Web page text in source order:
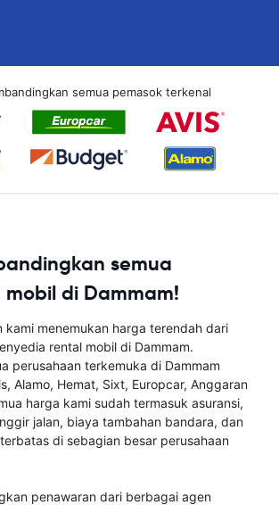
semua pemasok terkenal
semua
di Dammam!
kami menemukan harga terendah dari
rental mobil di Dammam.
perusahaan terkemuka di Dammam
Alamo, Hemat, Sixt, Europcar, Anggaran
harga kami sudah termasuk asuransi,
jalan, biaya tambahan bandara, dan
di sebagian besar perusahaan
penawaran dari berbagai agen